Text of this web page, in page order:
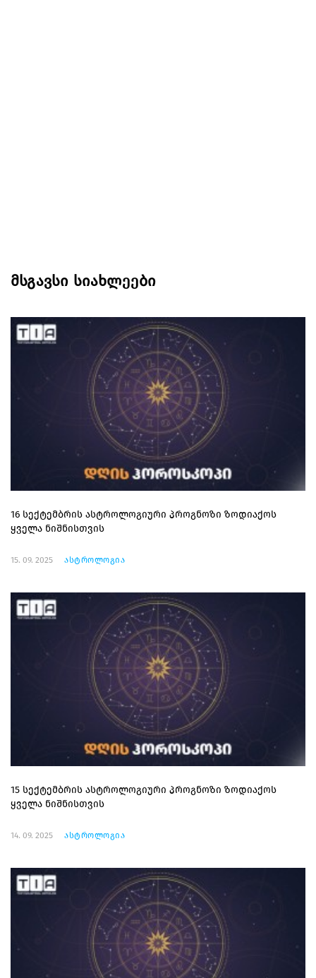
მსგავსი სიახლეები
16 სექტემბრის ასტროლოგიური პროგნოზი ზოდიაქოს
ყველა ნიშნისთვის
15. 09. 2025 ასტროლოგია
15 სექტემბრის ასტროლოგიური პროგნოზი ზოდიაქოს
ყველა ნიშნისთვის
14. 09. 2025 ასტროლოგია